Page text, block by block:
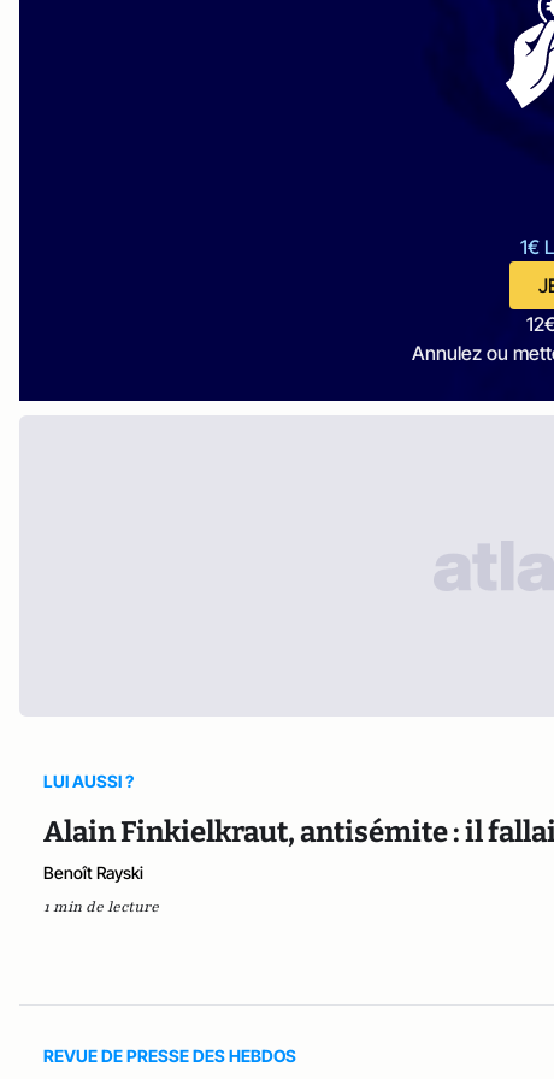
1€
Annulez ou
LUI AUSSI ?
Alain Finkielkraut, antisémite : il
Benoît Rayski
1 min de lecture
REVUE DE PRESSE DES HEBDOS